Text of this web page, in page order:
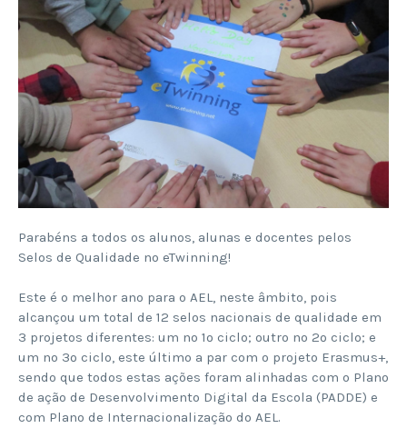
Parabéns a todos os alunos, alunas e docentes pelos
Selos de Qualidade no eTwinning!
Este é o melhor ano para o AEL, neste âmbito, pois
alcançou um total de 12 selos nacionais de qualidade em
3 projetos diferentes: um no 1º ciclo; outro no 2º ciclo; e
um no 3º ciclo, este último a par com o projeto Erasmus+,
sendo que todos estas ações foram alinhadas com o Plano
de ação de Desenvolvimento Digital da Escola (PADDE) e
com Plano de Internacionalização do AEL.